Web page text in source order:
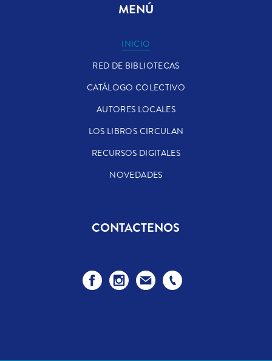
MENÚ
INICIO
RED DE BIBLIOTECAS
CATÁLOGO COLECTIVO
AUTORES LOCALES
LOS LIBROS CIRCULAN
RECURSOS DIGITALES
NOVEDADES
CONTACTENOS